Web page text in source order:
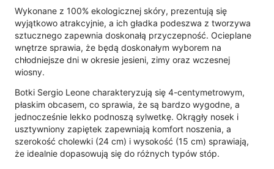
Wykonane z 100% ekologicznej skóry, prezentują się
wyjątkowo atrakcyjnie, a ich gładka podeszwa z tworzywa
sztucznego zapewnia doskonałą przyczepność. Ocieplane
wnętrze sprawia, że będą doskonałym wyborem na
chłodniejsze dni w okresie jesieni, zimy oraz wczesnej
wiosny.
Botki Sergio Leone charakteryzują się 4-centymetrowym,
płaskim obcasem, co sprawia, że są bardzo wygodne, a
jednocześnie lekko podnoszą sylwetkę. Okrągły nosek i
usztywniony zapiętek zapewniają komfort noszenia, a
szerokość cholewki (24 cm) i wysokość (15 cm) sprawiają,
że idealnie dopasowują się do różnych typów stóp.